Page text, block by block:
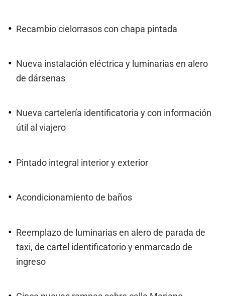
Recambio cielorrasos con chapa pintada
Nueva instalación eléctrica y luminarias en alero
de dársenas
Nueva cartelería identificatoria y con información
útil al viajero
Pintado integral interior y exterior
Acondicionamiento de baños
Reemplazo de luminarias en alero de parada de
taxi, de cartel identificatorio y enmarcado de
ingreso